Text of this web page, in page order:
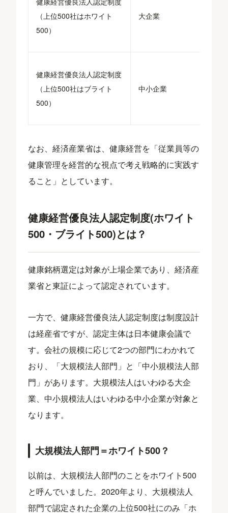
（上位500社はホワイト
500）
大企業
健康経営優良法人認定制度
（上位500社はブライト
500）
中小企業
なお、経済産業省は、健康経営を「従業員等の
健康管理を経営的な視点で考え戦略的に実践す
ること」としています。
健康経営優良法人認定制度(ホワイト
500・ブライト500)とは？
健康銘柄選定は対象が上場企業であり、経済産
業省と東証によって認定されています。
一方で、健康経営優良法人認定制度は制度設計
は経産省ですが、認定主体は日本健康会議で
す。会社の規模に応じて2つの部門にわかれて
おり、「大規模法人部門」と「中小規模法人部
門」があります。大規模法人はいわゆる大企
業、中小規模法人はいわゆる中小企業が対象と
なります。
大規模法人部門＝ホワイト500？
以前は、大規模法人部門のことをホワイト500
と呼んでいました。2020年より、大規模法人
部門で認定された企業の上位500社にのみ「ホ